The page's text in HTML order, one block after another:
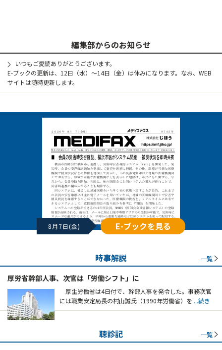
編集部からのお知らせ
いつもご愛読ありがとうございます。
E-ブックの更新は、12日（水）～14日（金）は休みになります。なお、WEB
サイトは随時更新します。
8月7日(金) E-ブックを見る
時事解説 一覧
厚労省幹部人事、次官は「労働シフト」に
厚生労働省は4日付で、幹部人事を発令した。事務次官
には職業安定局長の村山誠氏（1990年労働省）を ...続き
聴診記 一覧